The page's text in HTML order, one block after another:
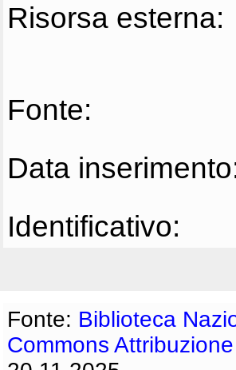
Risorsa esterna:
Fonte:
Data
Identificativo:
Fonte: Biblioteca
Commons